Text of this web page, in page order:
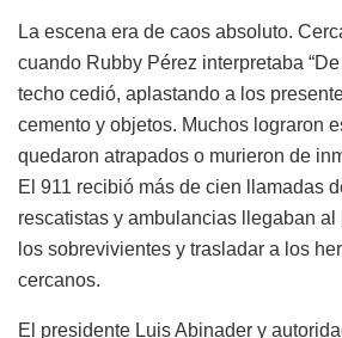
La escena era de caos absoluto.
cuando Rubby Pérez interpretaba “De
techo cedió, aplastando a los
cemento y objetos. Muchos lograron
quedaron atrapados o murieron de
El 911 recibió más de cien llamadas
rescatistas y ambulancias llegaban al
los sobrevivientes y trasladar a los
cercanos.
El presidente Luis Abinader y